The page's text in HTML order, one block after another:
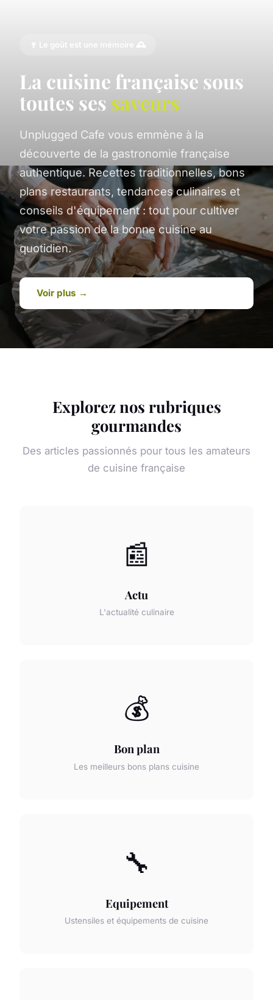
🍷 Le goût est une mémoire 🕰️
La cuisine française sous
toutes ses saveurs
Unplugged Cafe vous emmène à la
découverte de la gastronomie française
authentique. Recettes traditionnelles, bons
plans restaurants, tendances culinaires et
conseils d'équipement : tout pour cultiver
votre passion de la bonne cuisine au
quotidien.
Voir plus →
Explorez nos rubriques
gourmandes
Des articles passionnés pour tous les amateurs
de cuisine française
📰
Actu
L'actualité culinaire
💰
Bon plan
Les meilleurs bons plans cuisine
🔧
Equipement
Ustensiles et équipements de cuisine